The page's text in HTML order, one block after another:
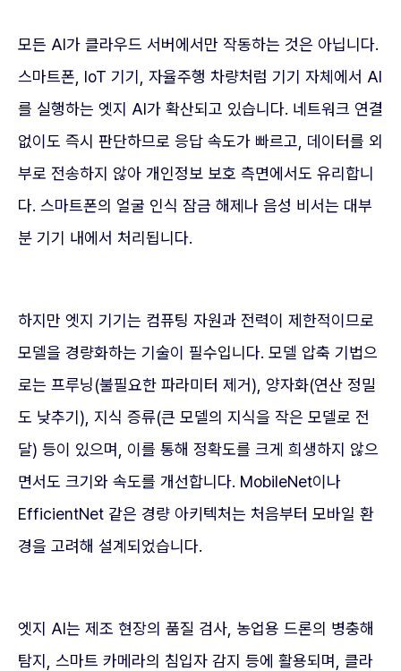
모든 AI가 클라우드 서버에서만 작동하는 것은 아닙니다.
스마트폰, IoT 기기, 자율주행 차량처럼 기기 자체에서 AI
를 실행하는 엣지 AI가 확산되고 있습니다. 네트워크 연결
없이도 즉시 판단하므로 응답 속도가 빠르고, 데이터를 외
부로 전송하지 않아 개인정보 보호 측면에서도 유리합니
다. 스마트폰의 얼굴 인식 잠금 해제나 음성 비서는 대부
분 기기 내에서 처리됩니다.
하지만 엣지 기기는 컴퓨팅 자원과 전력이 제한적이므로
모델을 경량화하는 기술이 필수입니다. 모델 압축 기법으
로는 프루닝(불필요한 파라미터 제거), 양자화(연산 정밀
도 낮추기), 지식 증류(큰 모델의 지식을 작은 모델로 전
달) 등이 있으며, 이를 통해 정확도를 크게 희생하지 않으
면서도 크기와 속도를 개선합니다. MobileNet이나
EfficientNet 같은 경량 아키텍처는 처음부터 모바일 환
경을 고려해 설계되었습니다.
엣지 AI는 제조 현장의 품질 검사, 농업용 드론의 병충해
탐지, 스마트 카메라의 침입자 감지 등에 활용되며, 클라